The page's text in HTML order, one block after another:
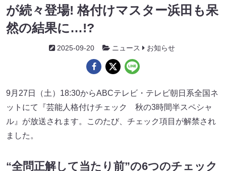
が続々登場! 格付けマスター浜田も呆
然の結果に…!?
2025-09-20 ニュース お知らせ
9月27日（土）18:30からABCテレビ・テレビ朝日系全国ネ
ットにて『芸能人格付けチェック 秋の3時間半スペシャ
ル』が放送されます。このたび、チェック項目が解禁され
ました。
“全問正解して当たり前”の6つのチェック